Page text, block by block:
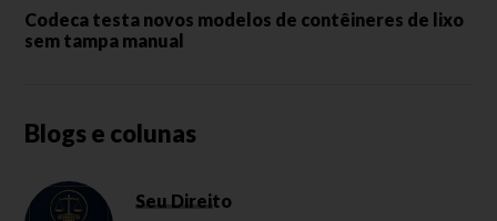
Codeca testa novos modelos de contêineres de lixo
sem tampa manual
Blogs e colunas
Seu Direito